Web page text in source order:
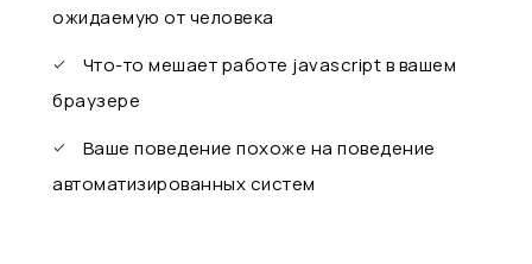
ожидаемую от человека
Что-то мешает работе javascript в вашем
браузере
Ваше поведение похоже на поведение
автоматизированных систем